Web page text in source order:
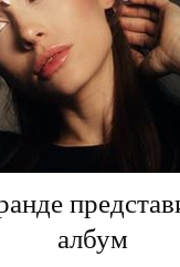
албум